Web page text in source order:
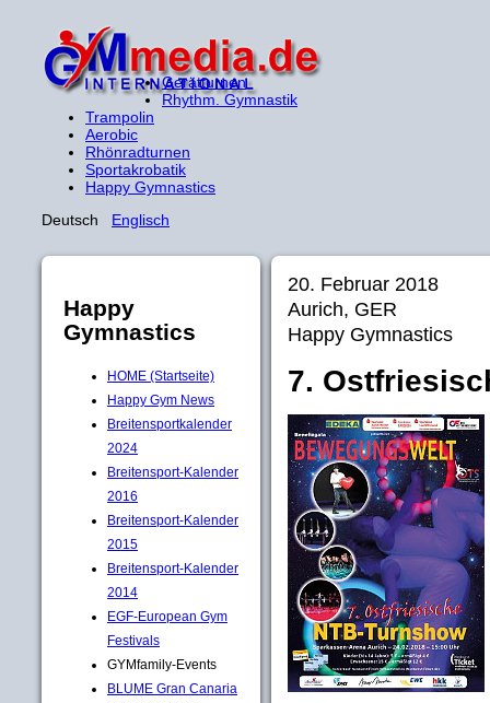
Gerätturnen
Rhythm. Gymnastik
Trampolin
Aerobic
Rhönradturnen
Sportakrobatik
Happy Gymnastics
Deutsch Englisch
Happy
Gymnastics
HOME (Startseite)
Happy Gym News
Breitensportkalender
2024
Breitensport-Kalender
2016
Breitensport-Kalender
2015
Breitensport-Kalender
2014
EGF-European Gym
Festivals
GYMfamily-Events
BLUME Gran Canaria
20. Februar 2018
Aurich, GER
Happy Gymnastics
7.